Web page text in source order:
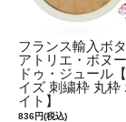
フランス輸入ボ
アトリエ・ボヌー
ドゥ・ジュール
イズ 刺繍枠 丸枠
イト】
836円(税込)